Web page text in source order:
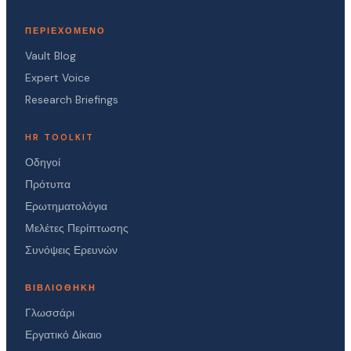
ΠΕΡΙΕΧΌΜΕΝΟ
Vault Blog
Expert Voice
Research Briefings
HR TOOLKIT
Οδηγοί
Πρότυπα
Ερωτηματολόγια
Μελέτες Περίπτωσης
Συνόψεις Ερευνών
ΒΙΒΛΙΟΘΉΚΗ
Γλωσσάρι
Εργατικό Δίκαιο